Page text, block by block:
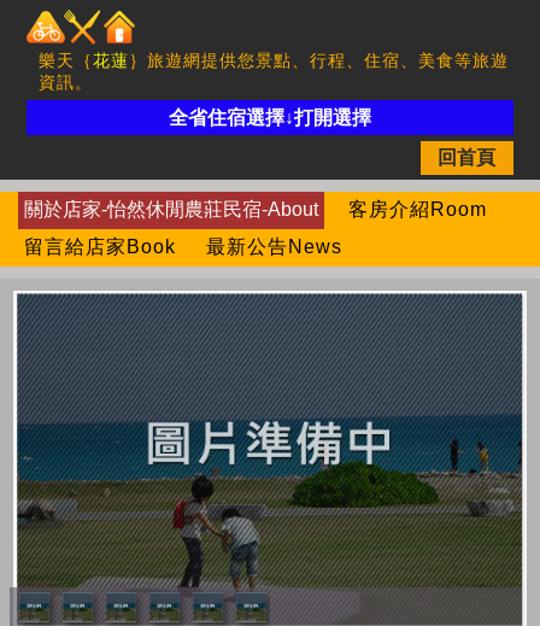
樂天｛花蓮｝旅遊網提供您景點、行程、住宿、美食等旅遊
資訊。
全省住宿選擇↓打開選擇
回首頁
關於店家-怡然休閒農莊民宿-About
客房介紹Room
留言給店家Book
最新公告News